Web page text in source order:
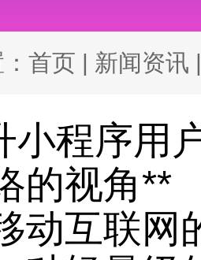
首页 | 新闻资讯 |
小程序用
的视角**
动互联网